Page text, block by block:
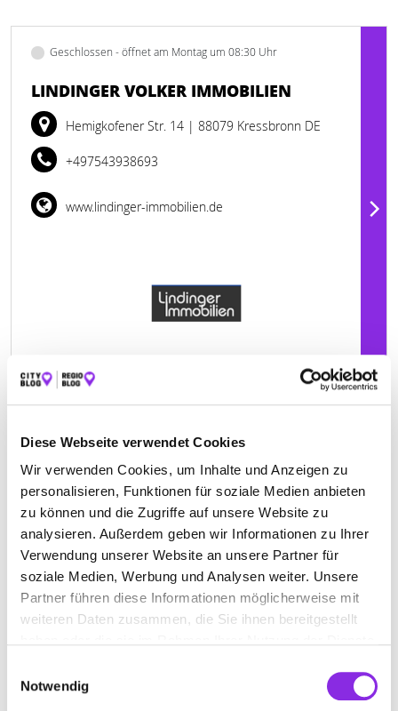
Diese Webseite verwendet Cookies
Wir verwenden Cookies, um Inhalte und Anzeigen zu
personalisieren, Funktionen für soziale Medien anbieten
zu können und die Zugriffe auf unsere Website zu
analysieren. Außerdem geben wir Informationen zu Ihrer
Verwendung unserer Website an unsere Partner für
soziale Medien, Werbung und Analysen weiter. Unsere
Partner führen diese Informationen möglicherweise mit
weiteren Daten zusammen, die Sie ihnen bereitgestellt
Notwendig
Geschlossen - öffnet am Montag um 08:30 Uhr
LINDINGER VOLKER IMMOBILIEN
Hemigkofener Str. 14 | 88079 Kressbronn DE
+497543938693
www.lindinger-immobilien.de
GENOSSENSCHAFT FÜR WOHNUNGSBAU
OBERLAND EG (GWO)
Marktplatz 18| 88471 Laupheim DE
+49739270970